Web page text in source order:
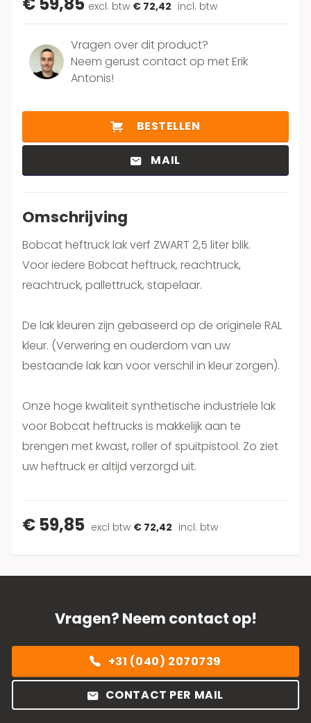
excl. btw € 72,42 incl. btw
Vragen over dit product?
Neem gerust contact op met Erik
Antonis!
BESTELLEN
MAIL
Omschrijving
Bobcat heftruck lak verf ZWART 2,5 liter blik.
Voor iedere Bobcat heftruck, reachtruck,
reachtruck, pallettruck, stapelaar.
De lak kleuren zijn gebaseerd op de originele RAL
kleur. (Verwering en ouderdom van uw
bestaande lak kan voor verschil in kleur zorgen).
Onze hoge kwaliteit synthetische industriele lak
voor Bobcat heftrucks is makkelijk aan te
brengen met kwast, roller of spuitpistool. Zo ziet
uw heftruck er altijd verzorgd uit.
€ 59,85 excl btw € 72,42 incl. btw
Vragen? Neem contact op!
+31 (040) 2070739
CONTACT PER MAIL